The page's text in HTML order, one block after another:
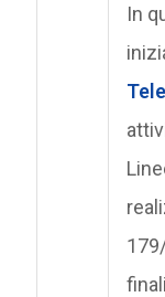
In